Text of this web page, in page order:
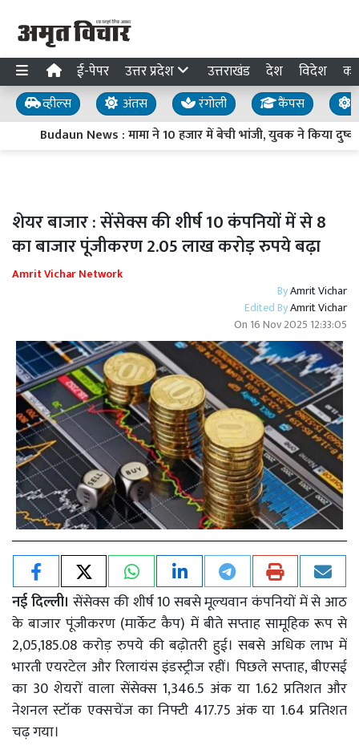
ई-पेपर उत्तर प्रदेश उत्तराखंड देश विदेश
व्हील्स अंतस रंगोली कैंपस
Budaun News : मामा ने 10 हजार में बेची भांजी, युवक ने किया दुष्कर्म,
शेयर बाजार : सेंसेक्स की शीर्ष 10 कंपनियों में से 8
का बाजार पूंजीकरण 2.05 लाख करोड़ रुपये बढ़ा
Amrit Vichar Network
ByAmrit Vichar
Edited ByAmrit Vichar
On 16 Nov 2025 12:33:05
नई दिल्ली। सेंसेक्स की शीर्ष 10 सबसे मूल्यवान कंपनियों में से आठ
के बाजार पूंजीकरण (मार्केट कैप) में बीते सप्ताह सामूहिक रूप से
2,05,185.08 करोड़ रुपये की बढ़ोतरी हुई। सबसे अधिक लाभ में
भारती एयरटेल और रिलायंस इंडस्ट्रीज रहीं। पिछले सप्ताह, बीएसई
का 30 शेयरों वाला सेंसेक्स 1,346.5 अंक या 1.62 प्रतिशत और
नेशनल स्टॉक एक्सचेंज का निफ्टी 417.75 अंक या 1.64 प्रतिशत
चढ़ गया।